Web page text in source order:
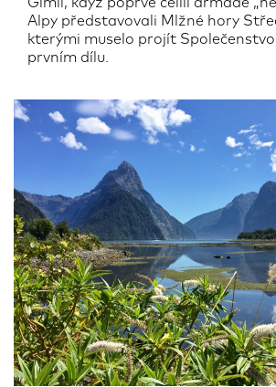
Gimli, když poprvé čelili armádě
Alpy představovali Mlžné hory
kterými muselo projít
prvním dílu.